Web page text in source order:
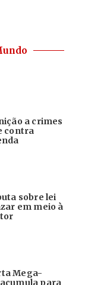
a crimes
contra
sobre lei
em meio à
Mega-
para